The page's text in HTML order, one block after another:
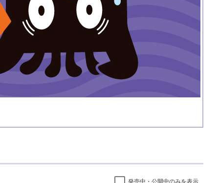
発売中・公開中のみを表示